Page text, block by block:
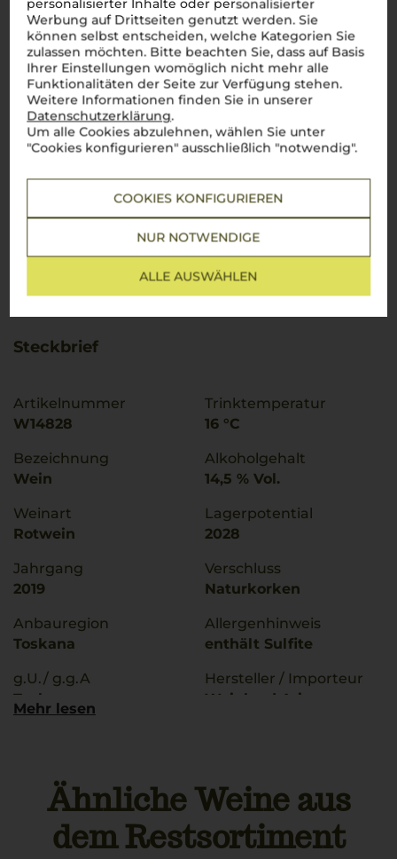
personalisierter Inhalte oder personalisierter
Werbung auf Drittseiten genutzt werden. Sie
können selbst entscheiden, welche Kategorien Sie
zulassen möchten. Bitte beachten Sie, dass auf Basis
Ihrer Einstellungen womöglich nicht mehr alle
Funktionalitäten der Seite zur Verfügung stehen.
Weitere Informationen finden Sie in unserer
Datenschutzerklärung.
Um alle Cookies abzulehnen, wählen Sie unter
"Cookies konfigurieren" ausschließlich "notwendig".
COOKIES KONFIGURIEREN
NUR NOTWENDIGE
ALLE AUSWÄHLEN
Steckbrief
Artikelnummer
W14828
Bezeichnung
Wein
Weinart
Rotwein
Jahrgang
2019
Anbauregion
Toskana
g.U./ g.g.A
Toskana
Bio Kennzeichnung
Händler
DE-ÖKO-006
Trinktemperatur
16 °C
Alkoholgehalt
14,5 % Vol.
Lagerpotential
2028
Verschluss
Naturkorken
Allergenhinweis
enthält Sulfite
Hersteller / Importeur
Weinland Ariane
Land
Italien
Füllmenge
Mehr lesen
Ähnliche Weine aus
dem Restsortiment